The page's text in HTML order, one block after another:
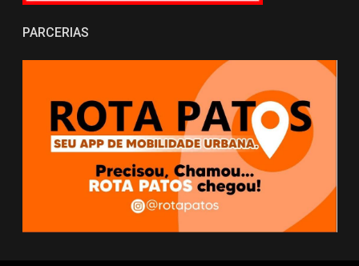
PARCERIAS